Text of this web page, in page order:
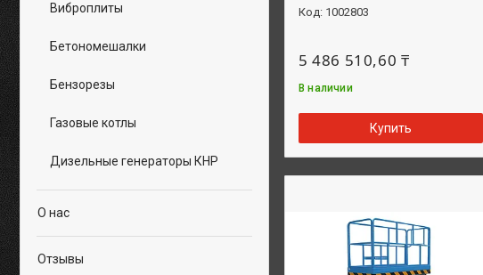
1002803
5 486 510,60 ₸
В наличии
Купить
Виброплиты
Бетономешалки
Бензорезы
Газовые котлы
Дизельные генераторы КНР
О нас
Отзывы